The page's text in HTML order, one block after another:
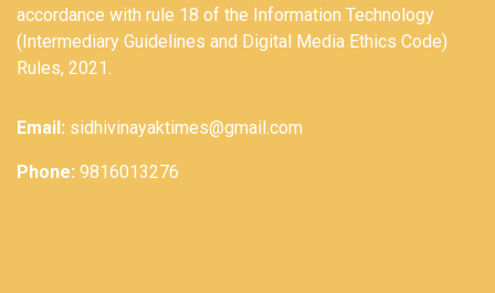
accordance with rule 18 of the Information Technology
(Intermediary Guidelines and Digital Media Ethics Code)
Rules, 2021.
Email: sidhivinayaktimes@gmail.com
Phone: 9816013276